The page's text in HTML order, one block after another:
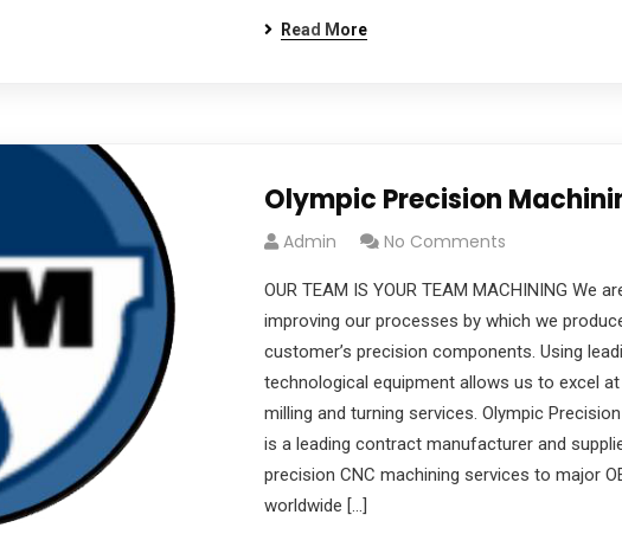
Read More
Olympic Precision
Admin No Comments
OUR TEAM IS YOUR TEAM MACHINING We
improving our processes by which we
customer’s precision components. Using
technological equipment allows us to excel at
milling and turning services. Olympic
is a leading contract manufacturer and
precision CNC machining services to major
worldwide […]